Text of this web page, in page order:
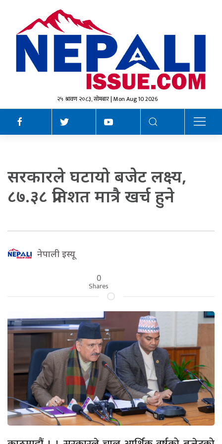
२५ श्रावण २०८३, सोमबार | Mon Aug 10 2026
सरकारले घटायो बजेट लक्ष्य,
८७.३८ प्रतिशत मात्रै खर्च हुने
नेपाली इस्यू
0
Shares